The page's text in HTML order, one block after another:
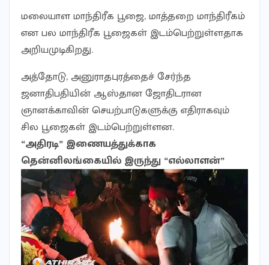
மலையாள மாந்திரீக பூஜை, மாத்தறை மாந்திரீகம்
என பல மாந்திரீக பூஜைகள் இடம்பெற்றுள்ளதாக
அறியமுடிகிறது.
அத்தோடு, அனுராதபுரத்தைச் சேர்ந்த
ஜனாதிபதியின் ஆஸ்தான ஜோதிடரான
ஞானக்காவின் செயற்பாடுகளுக்கு எதிராகவும்
சில பூஜைகள் இடம்பெற்றுள்ளன.
“அதிரடி” இணையத்துக்காக
தென்னிலங்கையில் இருந்து “எல்லாளன்”